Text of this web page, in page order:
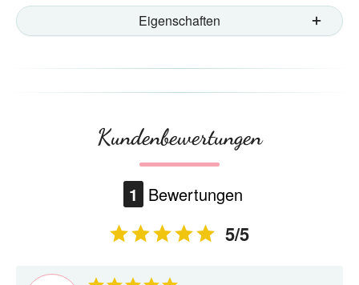
Eigenschaften
Kundenbewertungen
1 Bewertungen
5/5